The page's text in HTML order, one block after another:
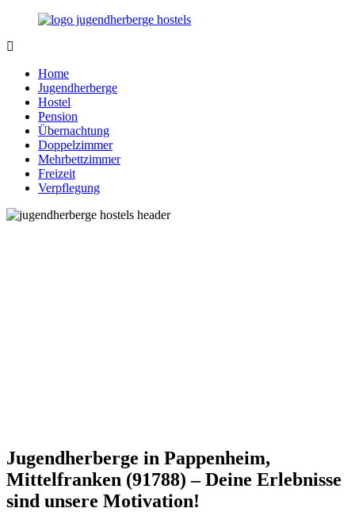
Zurück
Inhalt
Hostels.de
junge
jung
gebliebene
Menschen
Home
Jugendherberge
Hostel
Pension
Übernachtung
Doppelzimmer
Mehrbettzimmer
Freizeit
Verpflegung
Jugendherberge in Pappenheim,
Mittelfranken (91788) – Deine Erlebnisse
sind unsere Motivation!